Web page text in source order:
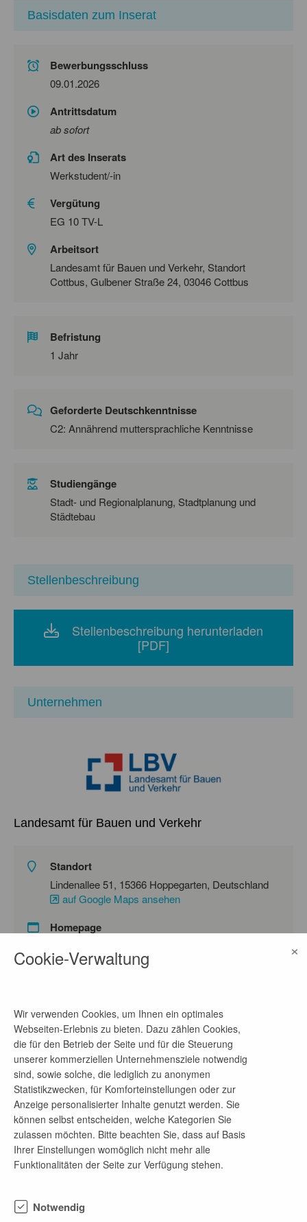
Basisdaten zum Inserat
Bewerbungsschluss
09.01.2026
Antrittsdatum
ab sofort
Art des Inserats
Werkstudent/-in
Vergütung
EG 10 TV-L
Arbeitsort
Landesamt für Bauen und Verkehr, Standort
Cottbus, Gulbener Straße 24, 03046 Cottbus
Befristung
1 Jahr
Geforderte Deutschkenntnisse
C2: Annährend muttersprachliche Kenntnisse
Studiengänge
Stadt- und Regionalplanung, Stadtplanung und
Städtebau
Stellenbeschreibung
Stellenbeschreibung herunterladen
[PDF]
Unternehmen
Landesamt für Bauen und Verkehr
Standort
Lindenallee 51, 15366 Hoppegarten, Deutschland
auf Google Maps ansehen
Homepage
Frau Adam
Telefon-Nr.
03342 4266-1201
E-Mail-Adresse
lbv-bewerbungen@lbv.brandenburg.de
Firmenprofil
Landesoberbehörde im Geschäftsbereich des
Cookie-Verwaltung ×
Wir verwenden Cookies, um Ihnen ein optimales
Webseiten-Erlebnis zu bieten. Dazu zählen Cookies,
die für den Betrieb der Seite und für die Steuerung
unserer kommerziellen Unternehmensziele notwendig
sind, sowie solche, die lediglich zu anonymen
Statistikzwecken, für Komforteinstellungen oder zur
Anzeige personalisierter Inhalte genutzt werden. Sie
können selbst entscheiden, welche Kategorien Sie
zulassen möchten. Bitte beachten Sie, dass auf Basis
Ihrer Einstellungen womöglich nicht mehr alle
Funktionalitäten der Seite zur Verfügung stehen.
Notwendig